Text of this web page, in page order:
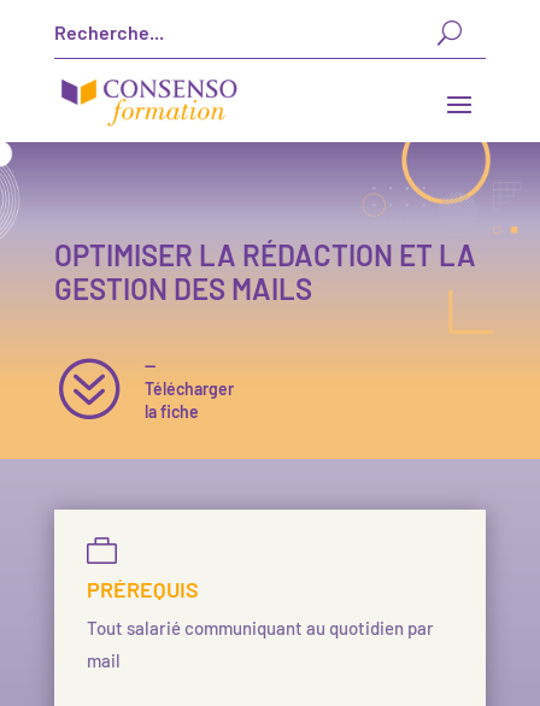
OPTIMISER LA RÉDACTION ET LA
GESTION DES MAILS
?
—
Télécharger
la fiche

PRÉREQUIS
Tout salarié communiquant au quotidien par
mail